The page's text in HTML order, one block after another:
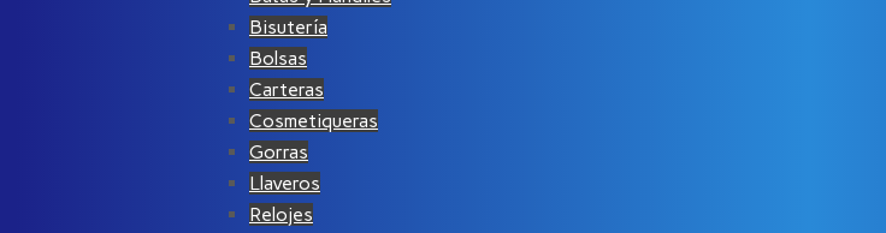
Bisutería
Bolsas
Carteras
Cosmetiqueras
Gorras
Llaveros
Relojes